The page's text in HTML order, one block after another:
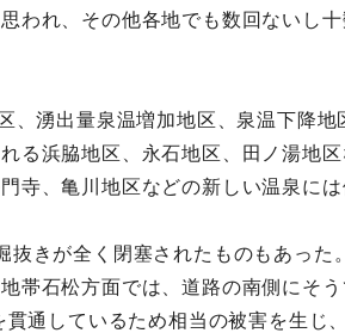
われ、その他各地でも数回ないし
、湧出量泉温増加地区、泉温下降地
る浜脇地区、永石地区、田ノ湯地
寺、亀川地区などの新しい温泉に
きが全く閉塞されたものもあった
帯石松方面では、道路の南側にそう
通しているため相当の被害を生じ